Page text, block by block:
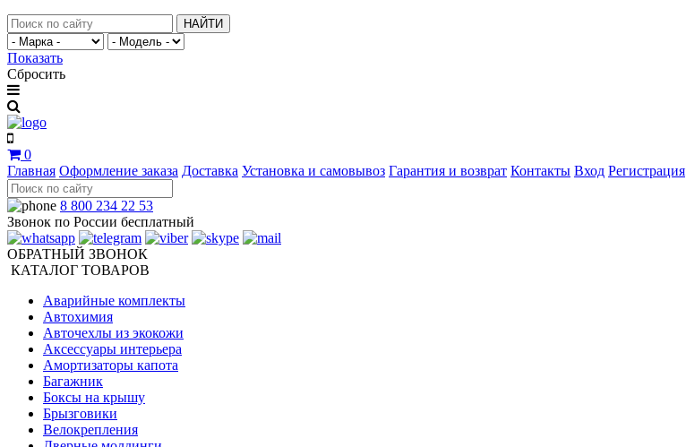
НАЙТИ
Показать
Сбросить
0
Главная Оформление заказа Доставка Установка и самовывоз Гарантия и возврат Контакты Вход Регистрация
8 800 234 22 53
Звонок по России бесплатный
ОБРАТНЫЙ ЗВОНОК
КАТАЛОГ ТОВАРОВ
Аварийные комплекты
Автохимия
Авточехлы из экокожи
Аксессуары интерьера
Амортизаторы капота
Багажник
Боксы на крышу
Брызговики
Велокрепления